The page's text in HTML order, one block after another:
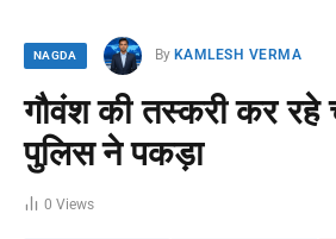
NAGDA By KAMLESH VERMA
गौवंश की तस्करी कर रहे
पुलिस ने पकड़ा
0 Views